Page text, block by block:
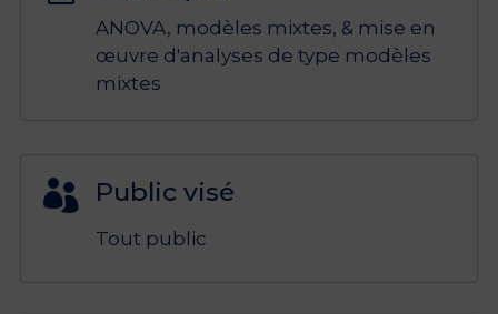
ANOVA, modèles mixtes, & mise en
œuvre d'analyses de type modèles
mixtes
 Public visé
Tout public